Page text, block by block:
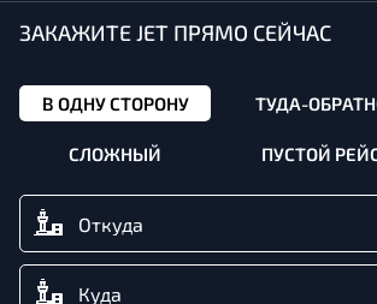
ЗАКАЖИТЕ JET ПРЯМО СЕЙЧАС
В ОДНУ СТОРОНУ ТУДА-
СЛОЖНЫЙ ПУСТОЙ